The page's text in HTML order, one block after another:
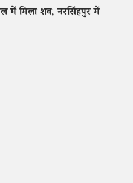
में मिला शव, नरसिंहपुर में